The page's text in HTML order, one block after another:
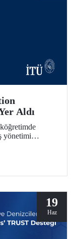
Aldı
yönetimi
19
Haz